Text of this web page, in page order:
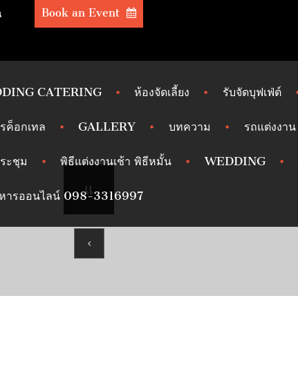
Book an Event
CATERING ห้องจัดเลี้ยง รับจัดบุฟเฟ่ต์
ค็อกเทล GALLERY บทความ รถแต่งงาน
ะชุม พิธีแต่งงานเช้า พิธีหมั้น WEDDING
ารออนไลน์ 098-3316997
แ